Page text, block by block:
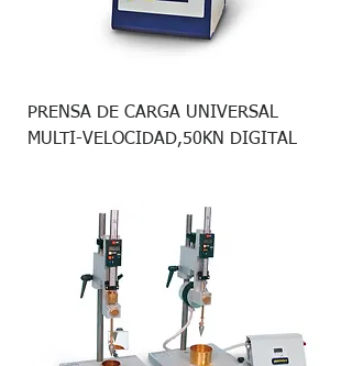
PRENSA DE CARGA UNIVERSAL
MULTI-VELOCIDAD,50KN DIGITAL